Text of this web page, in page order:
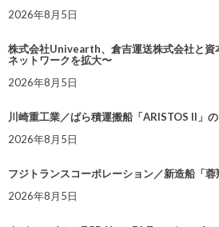
2026年8月5日
株式会社Univearth、倉吉運送株式会社と資
ネットワークを拡大〜
2026年8月5日
川崎重工業／ばら積運搬船「ARISTOS II」
2026年8月5日
フジトランスコーポレーション／新造船「
2026年8月5日